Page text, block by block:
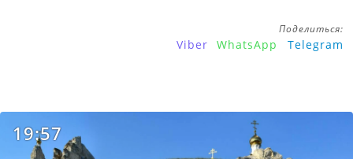
Поделиться:
Viber WhatsApp Telegram
19:57